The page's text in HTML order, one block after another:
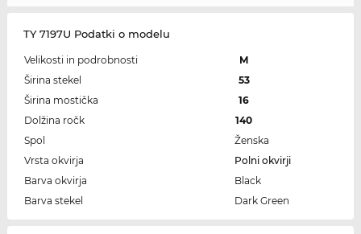
TY 7197U Podatki o modelu
Velikosti in podrobnosti
M
Širina stekel
53
Širina mostička
16
Dolžina ročk
140
Spol
Ženska
Vrsta okvirja
Polni okvirji
Barva okvirja
Black
Barva stekel
Dark Green